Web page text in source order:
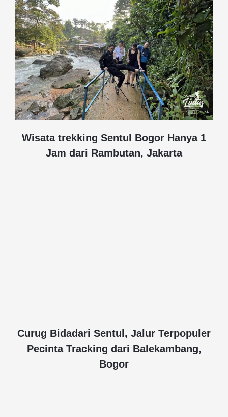
Wisata trekking Sentul Bogor Hanya 1
Jam dari Rambutan, Jakarta
Curug Bidadari Sentul, Jalur Terpopuler
Pecinta Tracking dari Balekambang,
Bogor